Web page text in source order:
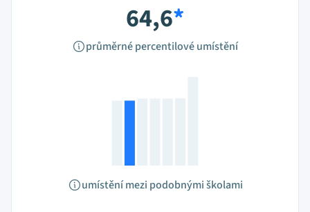
64,6*
průměrné percentilové umístění
umístění mezi podobnými školami